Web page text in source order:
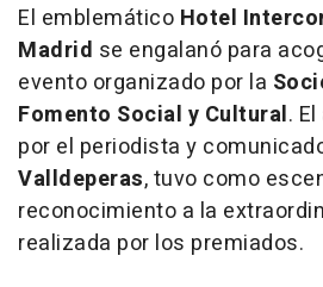
El emblemático Hotel
Madrid se engalanó para
evento organizado por la
Fomento Social y Cultural.
por el periodista y
Valldeperas, tuvo como
reconocimiento a la
realizada por los premiados.